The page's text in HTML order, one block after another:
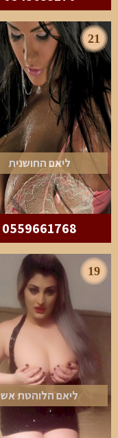
21
ליאם החושנית
0559661768
19
ליאם הלוהטת אש